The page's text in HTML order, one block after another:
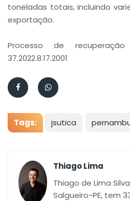
toneladas totais, incluindo
exportação.
Processo de
37.2022.8.17.2001
Tags: jsutica
Thiago Lima
Thiago de Lima
Salgueiro-PE, tem